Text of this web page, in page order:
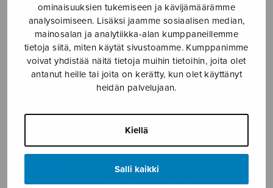
ominaisuuksien tukemiseen ja kävijämäärämme
analysoimiseen. Lisäksi jaamme sosiaalisen median,
mainosalan ja analytiikka-alan kumppaneillemme
tietoja siitä, miten käytät sivustoamme. Kumppanimme
voivat yhdistää näitä tietoja muihin tietoihin, joita olet
antanut heille tai joita on kerätty, kun olet käyttänyt
heidän palvelujaan.
Kiellä
Salli kaikki
SOITINMUSIIKKI
YKSINLAULU
Sulasol nuottikauppa
ma–pe klo 10–16 tai sopimuksen mukaan